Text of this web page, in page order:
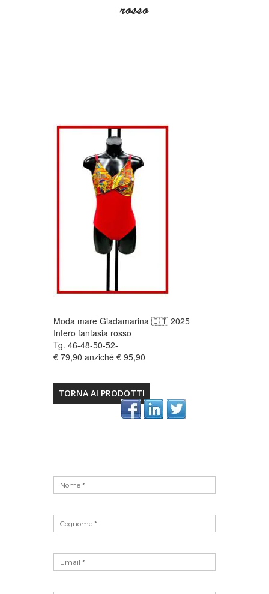
rosso
Moda mare Giadamarina 🇮🇹 2025
Intero fantasia rosso
Tg. 46-48-50-52-
€ 79,90 anziché € 95,90
TORNA AI PRODOTTI